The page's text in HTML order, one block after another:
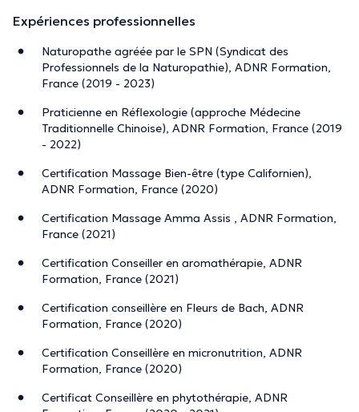
Expériences professionnelles
Naturopathe agréée par le SPN (Syndicat des
Professionnels de la Naturopathie), ADNR Formation,
France (2019 - 2023)
Praticienne en Réflexologie (approche Médecine
Traditionnelle Chinoise), ADNR Formation, France (2019
- 2022)
Certification Massage Bien-être (type Californien),
ADNR Formation, France (2020)
Certification Massage Amma Assis , ADNR Formation,
France (2021)
Certification Conseiller en aromathérapie, ADNR
Formation, France (2021)
Certification conseillère en Fleurs de Bach, ADNR
Formation, France (2020)
Certification Conseillère en micronutrition, ADNR
Formation, France (2020)
Certificat Conseillère en phytothérapie, ADNR